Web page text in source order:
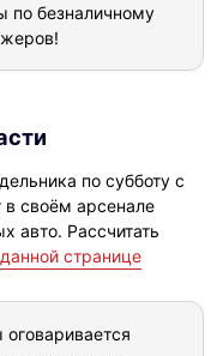
по безналичному
по субботу с
своём арсенале
авто. Рассчитать
данной странице